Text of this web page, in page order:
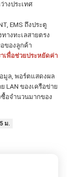
างประเทศ
EMS ถึงประตู
างทะเลสายตรง
ของลูกค้า
เพื่อช่วยประหยัดค่า
อมูล, พอร์ตแสดงผล
LAN ของเครือข่าย
อจำนวนมากของ
ม.